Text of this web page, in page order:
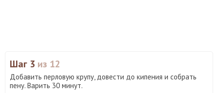
Шаг 3 из 12
Добавить перловую крупу, довести до кипения и собрать
пену. Варить 30 минут.